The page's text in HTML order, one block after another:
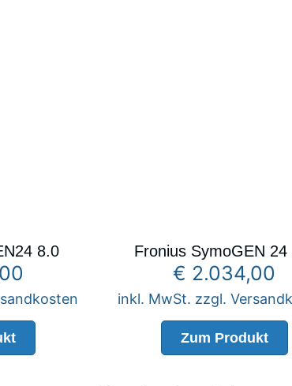
8.0 Fronius SymoGEN 24
€ 2.034,00
inkl. MwSt. zzgl.
Zum Produkt